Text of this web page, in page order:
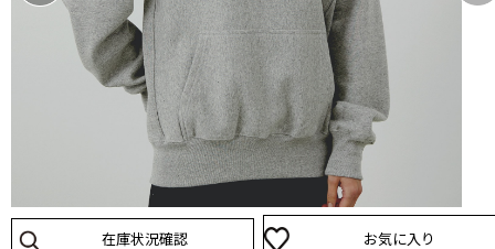
在庫状況確認 お気に入り